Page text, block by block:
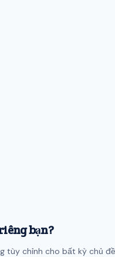
bạn?
tùy chỉnh cho bất kỳ chủ